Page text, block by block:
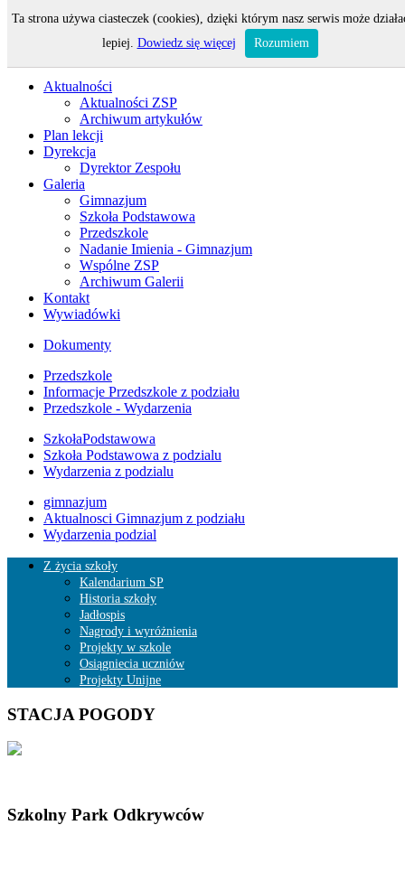
Odwiedza nas 16 gości oraz 0 użytkowników.
Aktualności
Aktualności ZSP
Archiwum artykułów
Plan lekcji
Dyrekcja
Dyrektor Zespołu
Galeria
Gimnazjum
Szkoła Podstawowa
Przedszkole
Nadanie Imienia - Gimnazjum
Wspólne ZSP
Archiwum Galerii
Kontakt
Wywiadówki
Dokumenty
Przedszkole
Informacje Przedszkole z podziału
Przedszkole - Wydarzenia
SzkołaPodstawowa
Szkoła Podstawowa z podzialu
Wydarzenia z podzialu
gimnazjum
Aktualnosci Gimnazjum z podziału
Wydarzenia podzial
Z życia szkoły
Kalendarium SP
Historia szkoły
Jadłospis
Nagrody i wyróżnienia
Projekty w szkole
Osiągniecia uczniów
Projekty Unijne
STACJA POGODY
Szkolny Park Odkrywców
Ta strona używa ciasteczek (cookies), dzięki którym nasz serwis może
lepiej. Dowiedz się więcej Rozumiem